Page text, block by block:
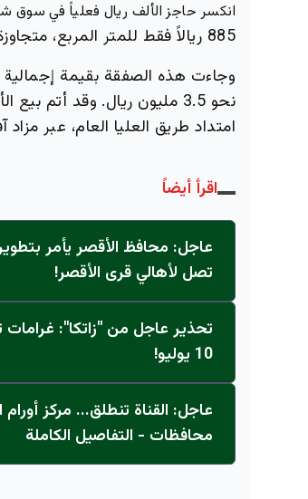
انكسر حاجز الألف ريال فعلياً في سوق
885 ريالاً فقط للمتر المربع، متجاوزة بذلك الحد الأدنى الذي وعد به العنوان بفارق واضح.
امتداد طريق العليا العام، عبر مزاد
اقرأ أيضاً
عاجل: محافظ الأقصر يأمر
تصل لأهالي قرى الأقصر!
تحذير عاجل من "زاتكا": غرامات
10 يوليو!
محافظات - التفاصيل الكاملة